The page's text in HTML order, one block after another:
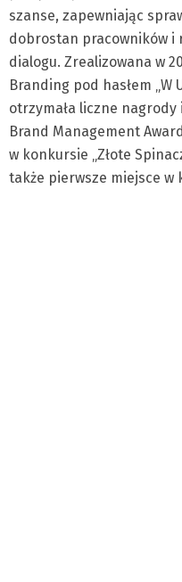
szanse, zapewniając
dobrostan pracowników
dialogu. Zrealizowana w
Branding pod hasłem „W
otrzymała liczne
Brand Management
w konkursie „Złote
także pierwsze miejsce w